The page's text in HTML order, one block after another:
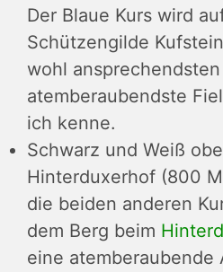
Der Blaue Kurs wird
Schützengilde
wohl
atemberaubendste
ich kenne.
Schwarz und Weiß
Hinterduxerhof (800
die beiden anderen
dem Berg beim
eine atemberaubende